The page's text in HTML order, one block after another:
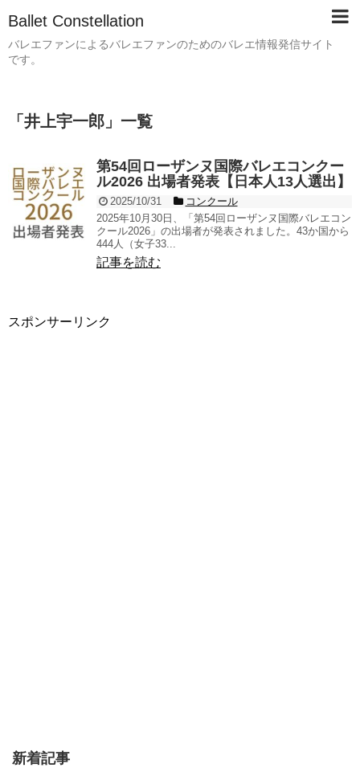
Ballet Constellation
バレエファンによるバレエファンのためのバレエ情報発信サイト
です。
「 井上宇一郎 」 一覧
第54回ローザンヌ国際バレエコンクー
ル2026 出場者発表【日本人13人選出】
2025/10/31
コンクール
2025年10月30日、「第54回ローザンヌ国際バレエコン
クール2026」の出場者が発表されました。43か国から
444人（女子33...
記事を読む
スポンサーリンク
新着記事